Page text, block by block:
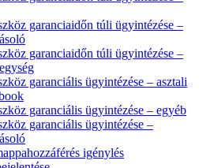
garanciaidőn túli ügyintézése –
garanciaidőn túli ügyintézése –
garanciális ügyintézése – asztali
garanciális ügyintézése – egyéb
garanciális ügyintézése –
igénylés